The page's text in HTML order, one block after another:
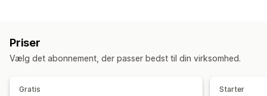
Priser
Vælg det abonnement, der passer bedst til din virksomhed.
Gratis Starter